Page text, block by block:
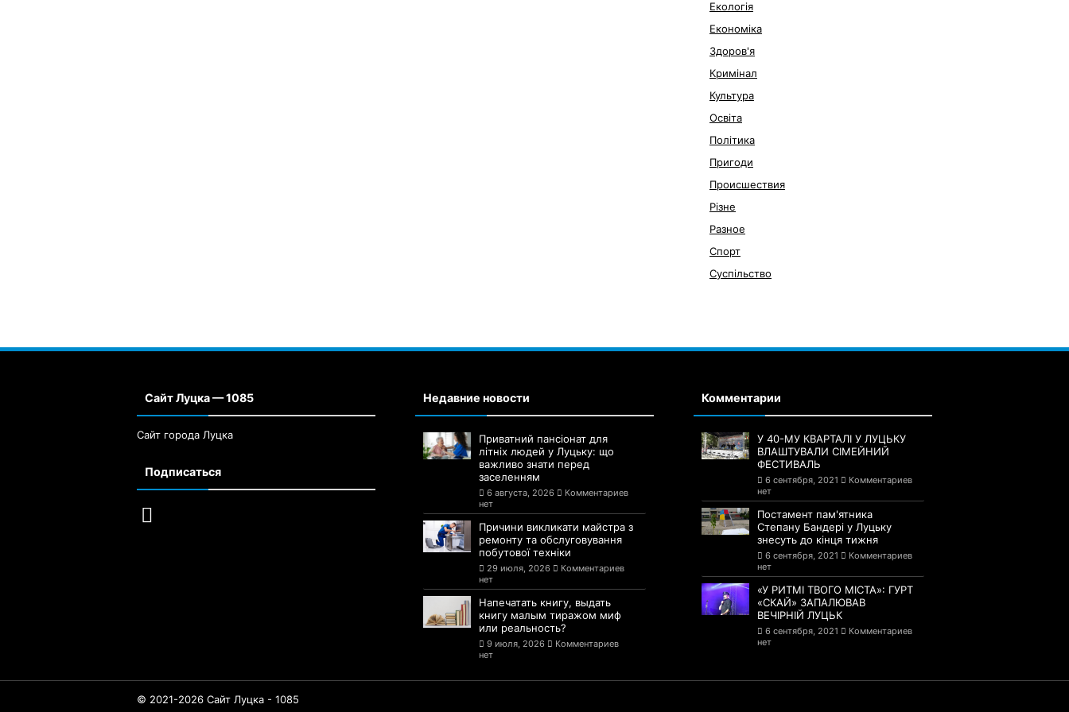
Екологія
Економіка
Здоров'я
Кримінал
Культура
Освіта
Політика
Пригоди
Происшествия
Різне
Разное
Спорт
Суспільство
Сайт Луцка — 1085
Сайт города Луцка
Подписаться
Недавние новости
Приватний пансіонат для
літніх людей у Луцьку: що
важливо знати перед
заселенням
6 августа, 2026
Комментариев
нет
Причини викликати майстра з
ремонту та обслуговування
побутової техніки
29 июля, 2026
Комментариев
нет
Напечатать книгу, выдать
книгу малым тиражом миф
или реальность?
9 июля, 2026
Комментариев
нет
Комментарии
У 40-МУ КВАРТАЛІ У ЛУЦЬКУ
ВЛАШТУВАЛИ СІМЕЙНИЙ
ФЕСТИВАЛЬ
6 сентября, 2021
Комментариев
нет
Постамент пам'ятника
Степану Бандері у Луцьку
знесуть до кінця тижня
6 сентября, 2021
Комментариев
нет
«У РИТМІ ТВОГО МІСТА»: ГУРТ
«СКАЙ» ЗАПАЛЮВАВ
ВЕЧІРНІЙ ЛУЦЬК
6 сентября, 2021
Комментариев
нет
© 2021-2026 Сайт Луцка - 1085